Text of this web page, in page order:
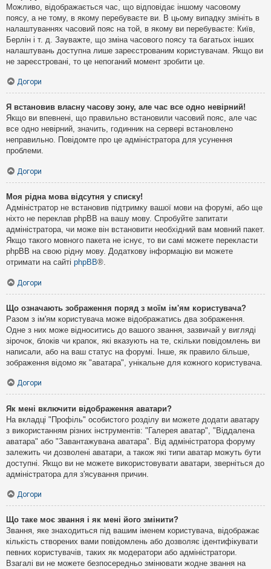
Можливо, відображається час, що відповідає іншому часовому
поясу, а не тому, в якому перебуваєте ви. В цьому випадку змініть в
налаштуваннях часовий пояс на той, в якому ви перебуваєте: Київ,
Берлін і т. д. Зауважте, що зміна часового поясу та багатьох інших
налаштувань доступна лише зареєстрованим користувачам. Якщо ви
не зареєстровані, то це непоганий момент зробити це.
Догори
Я встановив власну часову зону, але час все одно невірний!
Якщо ви впевнені, що правильно встановили часовий пояс, але час
все одно невірний, значить, годинник на сервері встановлено
неправильно. Повідомте про це адміністратора для усунення
проблеми.
Догори
Моя рідна мова відсутня у списку!
Адміністратор не встановив підтримку вашої мови на форумі, або ще
ніхто не переклав phpBB на вашу мову. Спробуйте запитати
адміністратора, чи може він встановити необхідний вам мовний пакет.
Якщо такого мовного пакета не існує, то ви самі можете перекласти
phpBB на свою рідну мову. Додаткову інформацію ви можете
отримати на сайті phpBB®.
Догори
Що означають зображення поряд з моїм ім'ям користувача?
Разом з ім'ям користувача може відображатись два зображення.
Одне з них може відноситись до вашого звання, зазвичай у вигляді
зірочок, блоків чи крапок, які вказують на те, скільки повідомлень ви
написали, або на ваш статус на форумі. Інше, як правило більше,
зображення відомо як "аватара", унікальне для кожного користувача.
Догори
Як мені включити відображення аватари?
На вкладці "Профіль" особистого розділу ви можете додати аватару
з використанням різних інструментів: "Галерея аватар", "Віддалена
аватара" або "Завантажувана аватара". Від адміністратора форуму
залежить чи дозволені аватари, а також які типи аватар можуть бути
доступні. Якщо ви не можете використовувати аватари, зверніться до
адміністратора для з'ясування причин.
Догори
Що таке моє звання і як мені його змінити?
Звання, яке знаходиться під вашим іменем користувача, відображає
кількість створених вами повідомлень або дозволяє ідентифікувати
певних користувачів, таких як модератори або адміністратори.
Взагалі ви не можете безпосередньо змінювати жодне звання на